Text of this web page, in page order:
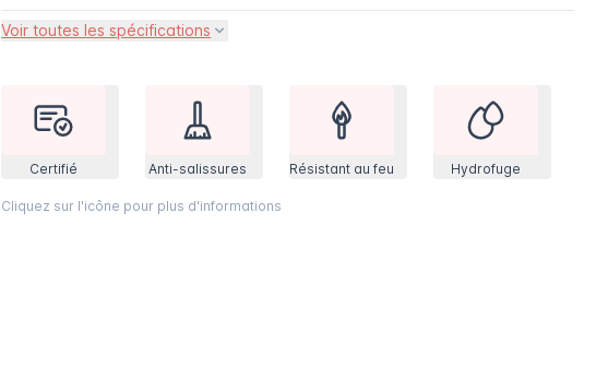
Voir toutes les spécifications
Certifié Anti-salissures Résistant au feu Hydrofuge
Cliquez sur l'icône pour plus d'informations